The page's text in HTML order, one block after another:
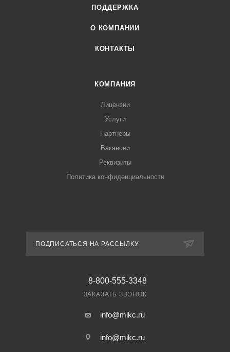
ПОДДЕРЖКА
О КОМПАНИИ
КОНТАКТЫ
КОМПАНИЯ
Лицензии
Услуги
Партнеры
Вакансии
Реквизиты
Политика конфиденциальности
ПОДПИСАТЬСЯ НА РАССЫЛКУ
8-800-555-3348
ЗАКАЗАТЬ ЗВОНОК
info@mikc.ru
info@mikc.ru